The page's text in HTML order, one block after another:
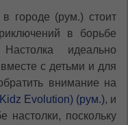
городе (рум.) стоит
в борьбе
идеально
с детьми и для
внимание на
Evolution) (рум.), и
настолки, поскольку